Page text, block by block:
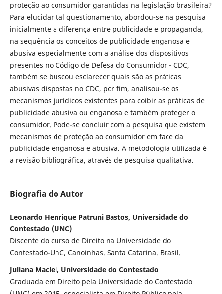
proteção ao consumidor garantidas na legislação brasileira?
Para elucidar tal questionamento, abordou-se na pesquisa
inicialmente a diferença entre publicidade e propaganda,
na sequência os conceitos de publicidade enganosa e
abusiva especialmente com a análise dos dispositivos
presentes no Código de Defesa do Consumidor - CDC,
também se buscou esclarecer quais são as práticas
abusivas dispostas no CDC, por fim, analisou-se os
mecanismos jurídicos existentes para coibir as práticas de
publicidade abusiva ou enganosa e também proteger o
consumidor. Pode-se concluir com a pesquisa que existem
mecanismos de proteção ao consumidor em face da
publicidade enganosa e abusiva. A metodologia utilizada é
a revisão bibliográfica, através de pesquisa qualitativa.
Biografia do Autor
Leonardo Henrique Patruni Bastos, Universidade do
Contestado (UNC)
Discente do curso de Direito na Universidade do
Contestado-UnC, Canoinhas. Santa Catarina. Brasil.
Juliana Maciel, Universidade do Contestado
Graduada em Direito pela Universidade do Contestado